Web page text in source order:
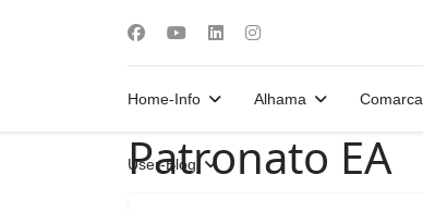
Home-Info Alhama Comarca
User-Blog
Patronato EA